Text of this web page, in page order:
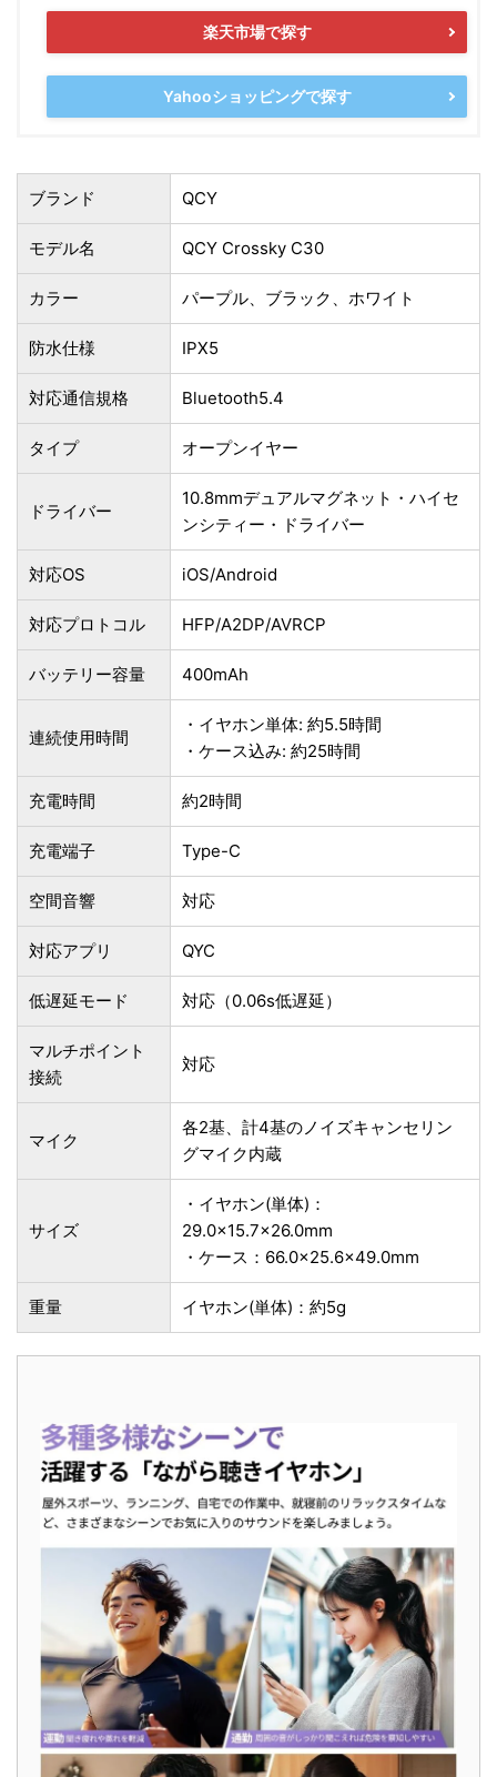
楽天市場で探す
Yahooショッピングで探す
ブランド QCY
モデル名 QCY Crossky C30
カラー パープル、ブラック、ホワイト
防水仕様 IPX5
対応通信規格 Bluetooth5.4
タイプ オープンイヤー
ドライバー
10.8mmデュアルマグネット・ハイセ
ンシティー・ドライバー
対応OS iOS/Android
対応プロトコル HFP/A2DP/AVRCP
バッテリー容量 400mAh
連続使用時間
・イヤホン単体: 約5.5時間
・ケース込み: 約25時間
充電時間 約2時間
充電端子 Type-C
空間音響 対応
対応アプリ QYC
低遅延モード 対応（0.06s低遅延）
マルチポイント
接続
対応
マイク
各2基、計4基のノイズキャンセリン
グマイク内蔵
サイズ
・イヤホン(単体)：
29.0×15.7×26.0mm
・ケース：66.0×25.6×49.0mm
重量 イヤホン(単体)：約5g